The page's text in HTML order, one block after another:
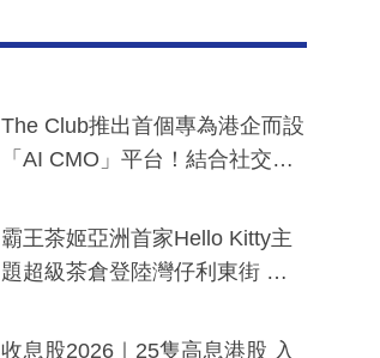
The Club推出首個專為港企而設
「AI CMO」平台！結合社交聆
分鐘生成「貼地」宣傳短片
霸王茶姬亞洲首家Hello Kitty主
題超級茶倉登陸灣仔利東街 推
y及香港限定特調系列
收息股2026｜25隻高息港股 入